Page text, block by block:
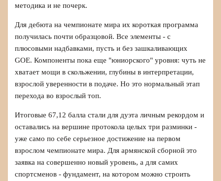
методика и не почерк.
Для дебюта на чемпионате мира их короткая программа
получилась почти образцовой. Все элементы - с
плюсовыми надбавками, пусть и без зашкаливающих
GOE. Компоненты пока еще "юниорского" уровня: чуть не
хватает мощи в скольжении, глубины в интерпретации,
взрослой уверенности в подаче. Но это нормальный этап
перехода во взрослый топ.
Итоговые 67,12 балла стали для дуэта личным рекордом и
оставались на вершине протокола целых три разминки -
уже само по себе серьезное достижение на первом
взрослом чемпионате мира. Для армянской сборной это
заявка на совершенно новый уровень, а для самих
спортсменов - фундамент, на котором можно строить